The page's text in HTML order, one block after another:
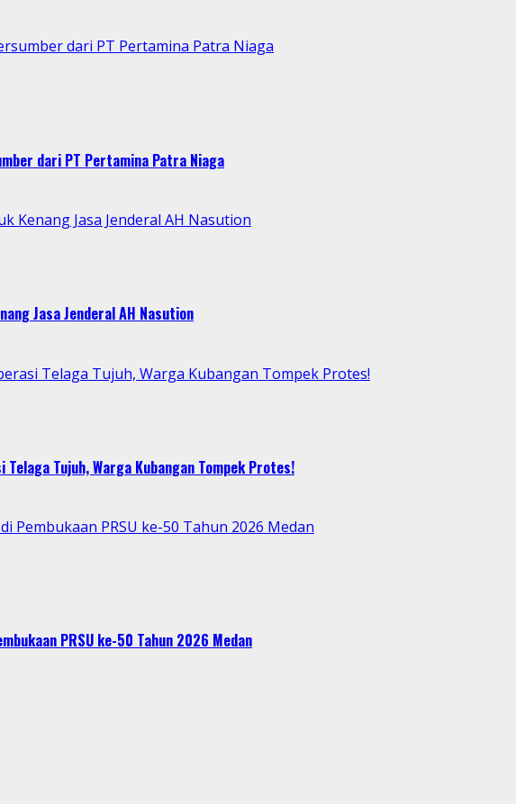
dari PT Pertamina Patra Niaga
dari PT Pertamina Patra Niaga
Kenang Jasa Jenderal AH Nasution
Jasa Jenderal AH Nasution
Telaga Tujuh, Warga Kubangan Tompek Protes!
Telaga Tujuh, Warga Kubangan Tompek Protes!
Pembukaan PRSU ke-50 Tahun 2026 Medan
PRSU ke-50 Tahun 2026 Medan